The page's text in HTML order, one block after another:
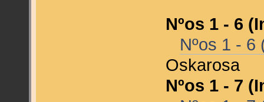
Nºos 1 - 6
Nºos 1 -
Oskarosa
Nºos 1 - 7